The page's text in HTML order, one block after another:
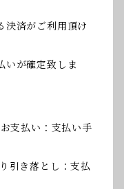
決済がご利用頂け
いが確定致しま
支払い：支払い手
引き落とし：支払